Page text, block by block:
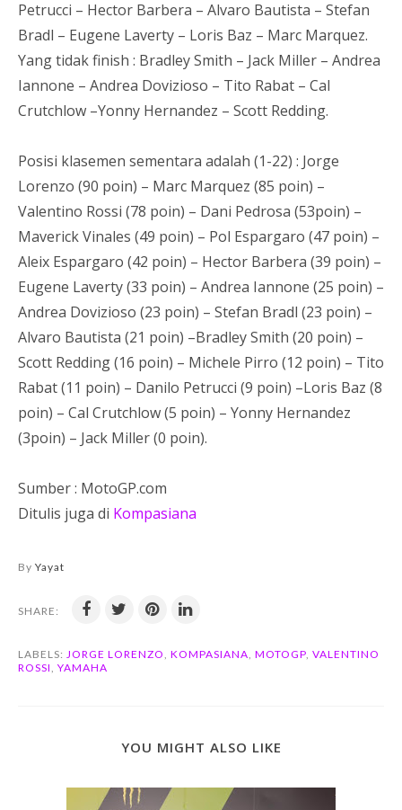
Petrucci – Hector Barbera – Alvaro Bautista – Stefan
Bradl – Eugene Laverty – Loris Baz – Marc Marquez.
Yang tidak finish : Bradley Smith – Jack Miller – Andrea
Iannone – Andrea Dovizioso – Tito Rabat – Cal
Crutchlow –Yonny Hernandez – Scott Redding.
Posisi klasemen sementara adalah (1-22) : Jorge
Lorenzo (90 poin) – Marc Marquez (85 poin) –
Valentino Rossi (78 poin) – Dani Pedrosa (53poin) –
Maverick Vinales (49 poin) – Pol Espargaro (47 poin) –
Aleix Espargaro (42 poin) – Hector Barbera (39 poin) –
Eugene Laverty (33 poin) – Andrea Iannone (25 poin) –
Andrea Dovizioso (23 poin) – Stefan Bradl (23 poin) –
Alvaro Bautista (21 poin) –Bradley Smith (20 poin) –
Scott Redding (16 poin) – Michele Pirro (12 poin) – Tito
Rabat (11 poin) – Danilo Petrucci (9 poin) –Loris Baz (8
poin) – Cal Crutchlow (5 poin) – Yonny Hernandez
(3poin) – Jack Miller (0 poin).
Sumber : MotoGP.com
Ditulis juga di Kompasiana
By Yayat
SHARE:
LABELS: JORGE LORENZO, KOMPASIANA, MOTOGP, VALENTINO
ROSSI, YAMAHA
YOU MIGHT ALSO LIKE